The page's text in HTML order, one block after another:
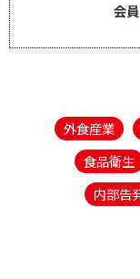
会
外食産業
食品衛生
内部告